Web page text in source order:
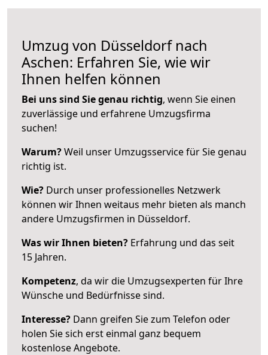
Umzug von Düsseldorf nach
Aschen: Erfahren Sie, wie wir
Ihnen helfen können
Bei uns sind Sie genau richtig, wenn Sie einen
zuverlässige und erfahrene Umzugsfirma
suchen!
Warum?Weil unser Umzugsservice für Sie genau
richtig ist.
Wie? Durch unser professionelles Netzwerk
können wir Ihnen weitaus mehr bieten als manch
andere Umzugsfirmen in Düsseldorf.
Was wir Ihnen bieten? Erfahrung und das seit
15 Jahren.
Kompetenz, da wir die Umzugsexperten für Ihre
Wünsche und Bedürfnisse sind.
Interesse? Dann greifen Sie zum Telefon oder
holen Sie sich erst einmal ganz bequem
kostenlose Angebote.